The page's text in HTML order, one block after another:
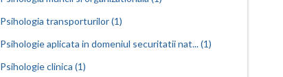
Hunedoara
Ialomita
Psihologia transporturilor (1)
Psihologie aplicata in domeniul securitatii nat... (1)
Psihologie clinica (1)